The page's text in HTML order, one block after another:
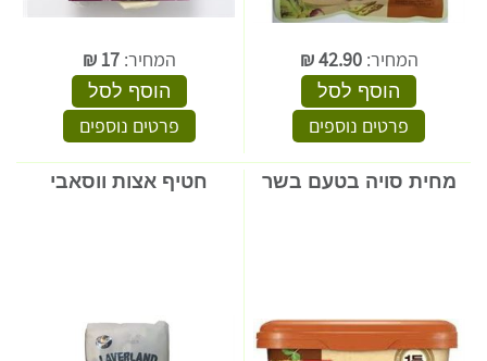
המחיר:42.90
₪
הוסף לסל
פרטים נוספים
המחיר:17
₪
הוסף לסל
פרטים נוספים
מחית סויה בטעם בשר חטיף אצות ווסאבי